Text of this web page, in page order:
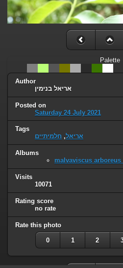
Palette
Author
אריאל בנימין
Posted on
Saturday 24 July 2021
Tags
אריאל, חלמיתיים
Albums
Visits
10071
Rating score
no rate
Rate this photo
0 1 2